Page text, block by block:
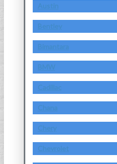
Austin
Bentley
Bimantara
BMW
Cadillac
Chana
Chery
Chevrolet